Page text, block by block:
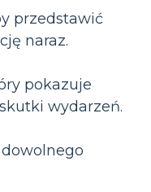
przedstawić
naraz.
pokazuje
wydarzeń.